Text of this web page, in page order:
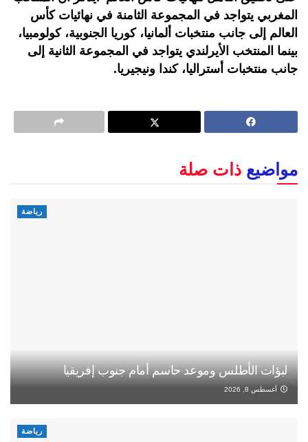
المغربي يتواجد في المجموعة الثامنة في نهائيات كأس
العالم إلى جانب منتخبات ألمانيا، كوريا الجنوبية، كولومبيا،
بينما المنتخب الأيرلندي يتواجد في المجموعة الثانية إلى
جانب منتخبات أستراليا، كندا ونيجيريا.
مواضيع ذات صلة
رياضة
لبؤات الأطلس وموعد حاسم أمام جنوب إفريقيا
أغسطس 8, 2026
رياضة